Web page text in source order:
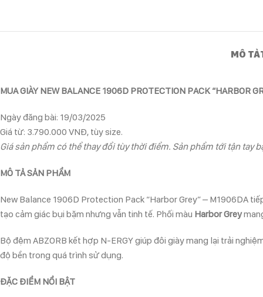
MÔ TẢ
MUA GIÀY NEW BALANCE 1906D PROTECTION PACK “HARBOR
Ngày đăng bài: 19/03/2025
Giá từ: 3.790.000 VNĐ, tùy size.
Giá sản phẩm có thể thay đổi tùy thời điểm. Sản phẩm tới tận tay
MÔ TẢ SẢN PHẨM
New Balance 1906D Protection Pack “Harbor Grey” – M1906DA
tạo cảm giác bụi bặm nhưng vẫn tinh tế. Phối màu Harbor Grey
Bộ đệm ABZORB kết hợp N-ERGY giúp đôi giày mang lại trải
độ bền trong quá trình sử dụng.
ĐẶC ĐIỂM NỔI BẬT